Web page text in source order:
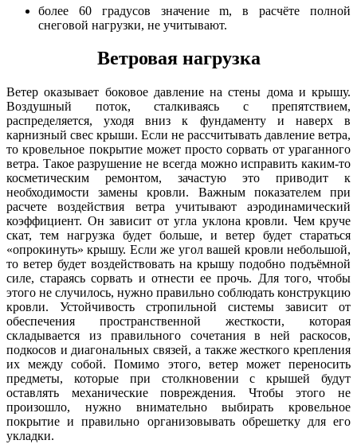
более 60 градусов значение m, в расчёте полной
снеговой нагрузки, не учитывают.
Ветровая нагрузка
Ветер оказывает боковое давление на стены дома и крышу.
Воздушный поток, сталкиваясь с препятствием,
распределяется, уходя вниз к фундаменту и наверх в
карнизный свес крыши. Если не рассчитывать давление ветра,
то кровельное покрытие может просто сорвать от ураганного
ветра. Такое разрушение не всегда можно исправить каким-то
косметическим ремонтом, зачастую это приводит к
необходимости замены кровли. Важным показателем при
расчете воздействия ветра учитывают аэродинамический
коэффициент. Он зависит от угла уклона кровли. Чем круче
скат, тем нагрузка будет больше, и ветер будет стараться
«опрокинуть» крышу. Если же угол вашей кровли небольшой,
то ветер будет воздействовать на крышу подобно подъёмной
силе, стараясь сорвать и отнести ее прочь. Для того, чтобы
этого не случилось, нужно правильно соблюдать конструкцию
кровли. Устойчивость стропильной системы зависит от
обеспечения пространственной жесткости, которая
складывается из правильного сочетания в ней раскосов,
подкосов и диагональных связей, а также жесткого крепления
их между собой. Помимо этого, ветер может переносить
предметы, которые при столкновении с крышей будут
оставлять механические повреждения. Чтобы этого не
произошло, нужно внимательно выбирать кровельное
покрытие и правильно организовывать обрешетку для его
укладки.